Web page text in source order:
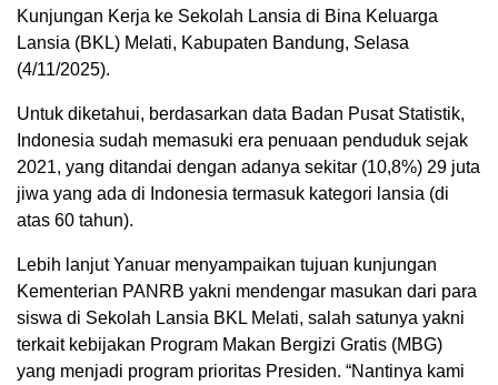
Kunjungan Kerja ke Sekolah Lansia di Bina Keluarga
Lansia (BKL) Melati, Kabupaten Bandung, Selasa
(4/11/2025).
Untuk diketahui, berdasarkan data Badan Pusat Statistik,
Indonesia sudah memasuki era penuaan penduduk sejak
2021, yang ditandai dengan adanya sekitar (10,8%) 29 juta
jiwa yang ada di Indonesia termasuk kategori lansia (di
atas 60 tahun).
Lebih lanjut Yanuar menyampaikan tujuan kunjungan
Kementerian PANRB yakni mendengar masukan dari para
siswa di Sekolah Lansia BKL Melati, salah satunya yakni
terkait kebijakan Program Makan Bergizi Gratis (MBG)
yang menjadi program prioritas Presiden. “Nantinya kami